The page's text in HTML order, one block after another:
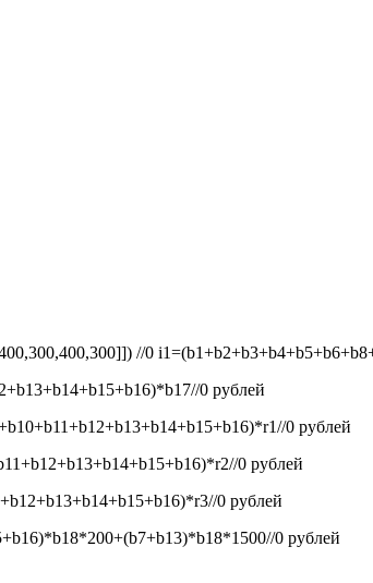
//0
0 рублей
0 рублей
0 рублей
0 рублей
0 рублей